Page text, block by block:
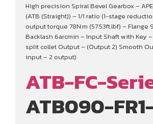
High precision Spiral Bevel Gearbox –
(ATB (Straight)) – 1/1 ratio (1-stage
output torque 78N.m (57.53ft.lbf) – Flange
Backlash 6arcmin – Input Shaft with Key
split collet Output – (Output 2) Smooth
input – 2 output)
ATB-FC-
ATB090-